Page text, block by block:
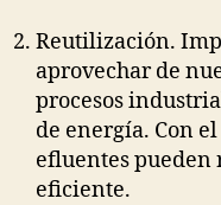
Reutilización.
aprovechar de
procesos
de energía. Con
efluentes
eficiente.